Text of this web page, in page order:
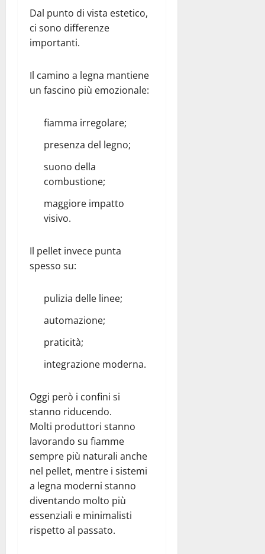
Dal punto di vista estetico,
ci sono differenze
importanti.
Il camino a legna mantiene
un fascino più emozionale:
fiamma irregolare;
presenza del legno;
suono della
combustione;
maggiore impatto
visivo.
Il pellet invece punta
spesso su:
pulizia delle linee;
automazione;
praticità;
integrazione moderna.
Oggi però i confini si
stanno riducendo.
Molti produttori stanno
lavorando su fiamme
sempre più naturali anche
nel pellet, mentre i sistemi
a legna moderni stanno
diventando molto più
essenziali e minimalisti
rispetto al passato.